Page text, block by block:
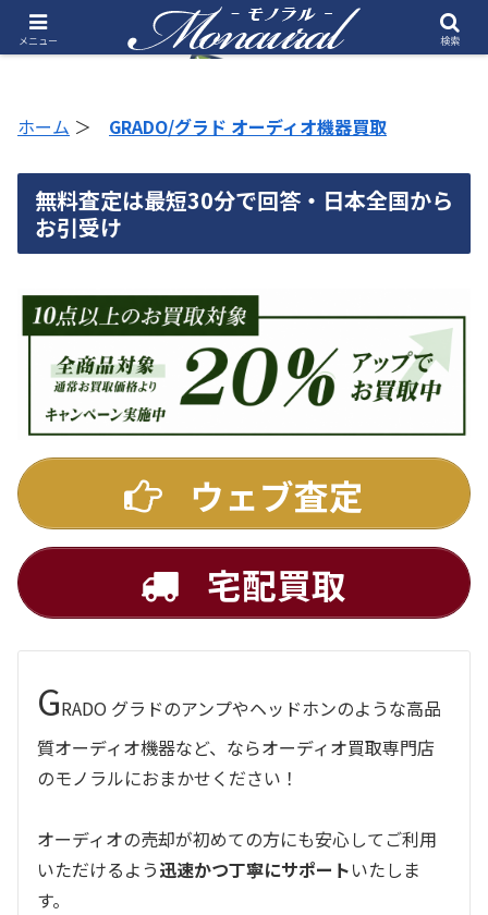
ホーム ＞ GRADO/グラド オーディオ機器買取
無料査定は最短30分で回答・日本全国から
お引受け
ウェブ査定
宅配買取
GRADO グラドのアンプやヘッドホンのような高品
質オーディオ機器など、ならオーディオ買取専門店
のモノラルにおまかせください！
オーディオの売却が初めての方にも安心してご利用
いただけるよう迅速かつ丁寧にサポートいたしま
す。
メニュー 検索